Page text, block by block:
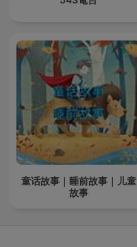
童话故事｜睡前故事｜儿童
故事